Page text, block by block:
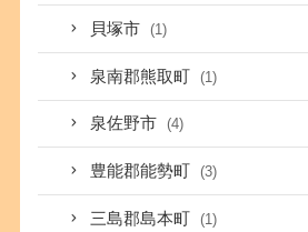
貝塚市 (1)
泉南郡熊取町 (1)
泉佐野市 (4)
豊能郡能勢町 (3)
三島郡島本町 (1)